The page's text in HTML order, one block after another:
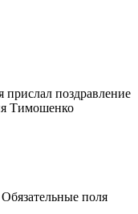
поздравление
Тимошенко
Обязательные поля